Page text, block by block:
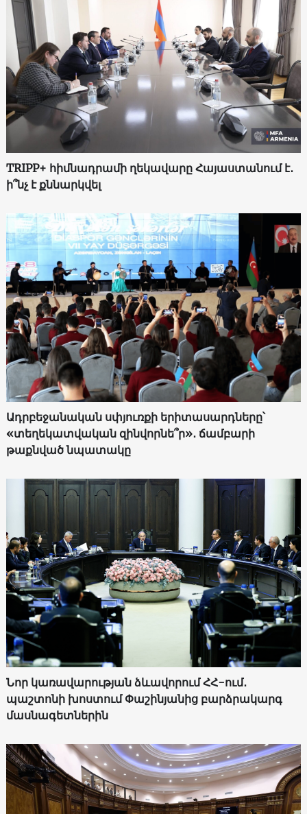
TRIPP+ հիմնադրամի ղեկավարը Հայաստանում է․
ի՞նչ է քննարկվել
Ադրբեջանական սփյուռքի երիտասարդները՝
«տեղեկատվական զինվորնե՞ր»․ ճամբարի
թաքնված նպատակը
Նոր կառավարության ձևավորում ՀՀ-ում․
պաշտոնի խոստում Փաշինյանից բարձրակարգ
մասնագետներին